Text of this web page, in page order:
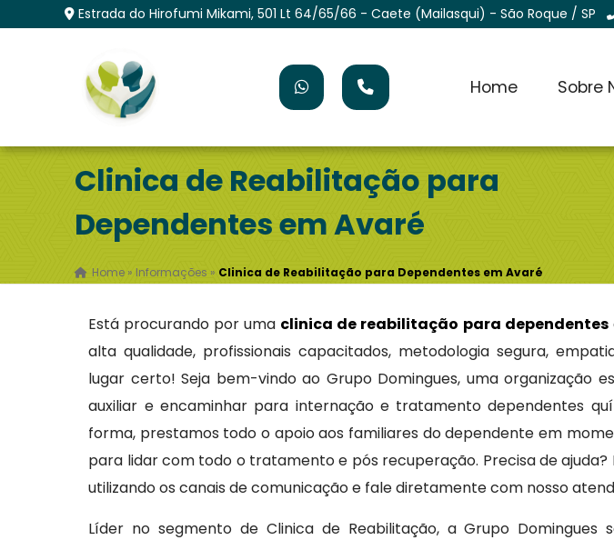
Estrada do Hirofumi Mikami, 501 Lt 64/65/66 - Caete (Mailasqui) - São Roque / SP
Home Sobre
Clinica de Reabilitação para
Dependentes em Avaré
Home » Informações » Clinica de Reabilitação para Dependentes em Avaré
Está procurando por uma clinica de reabilitação para dependentes
alta qualidade, profissionais capacitados, metodologia segura,
lugar certo! Seja bem-vindo ao Grupo Domingues, uma organização
auxiliar e encaminhar para internação e tratamento dependentes
forma, prestamos todo o apoio aos familiares do dependente em
para lidar com todo o tratamento e pós recuperação. Precisa de
utilizando os canais de comunicação e fale diretamente com nosso
Líder no segmento de Clinica de Reabilitação, a Grupo Domingues